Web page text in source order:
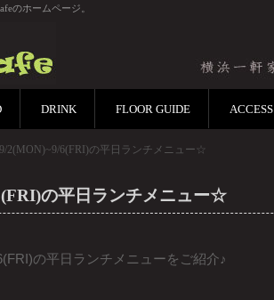
のホームページ。
DRINK FLOOR GUIDE ACCESS
2(MON)~9/6(FRI)の平日ランチメニュー☆
の平日ランチメニュー☆
の平日ランチメニューをご紹介♪